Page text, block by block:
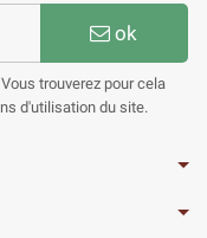
ok
trouverez pour cela
d'utilisation du site.